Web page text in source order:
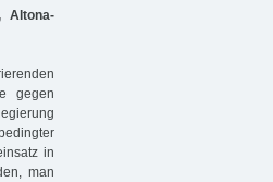
Altona-
gegen
in
man